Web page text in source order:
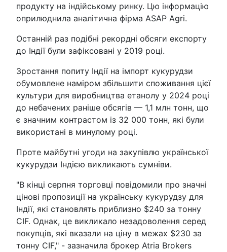
продукту на індійському ринку. Цю інформацію
оприлюднила аналітична фірма ASAP Agri.
Останній раз подібні рекордні обсяги експорту
до Індії були зафіксовані у 2019 році.
Зростання попиту Індії на імпорт кукурудзи
обумовлене наміром збільшити споживання цієї
культури для виробництва етанолу у 2024 році
до небачених раніше обсягів — 1,1 млн тонн, що
є значним контрастом із 32 000 тонн, які були
використані в минулому році.
Проте майбутні угоди на закупівлю української
кукурудзи Індією викликають сумніви.
"В кінці серпня торговці повідомили про значні
цінові пропозиції на українську кукурудзу для
Індії, які становлять приблизно $240 за тонну
CIF. Однак, це викликало незадоволення серед
покупців, які вказали на ціну в межах $230 за
тонну CIF," - зазначила брокер Atria Brokers